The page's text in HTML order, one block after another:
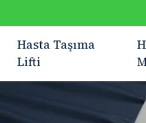
Hasta Taşıma
Lifti